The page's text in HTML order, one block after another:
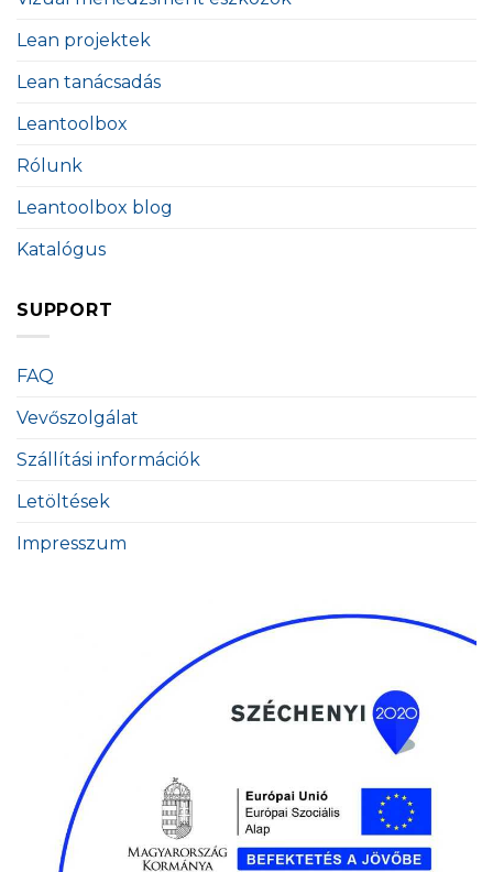
Lean projektek
Lean tanácsadás
Leantoolbox
Rólunk
Leantoolbox blog
Katalógus
SUPPORT
FAQ
Vevőszolgálat
Szállítási információk
Letöltések
Impresszum